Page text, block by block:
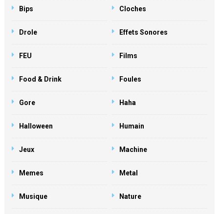
Bips Cloches
Drole Effets Sonores
FEU Films
Food & Drink Foules
Gore Haha
Halloween Humain
Jeux Machine
Memes Metal
Musique Nature